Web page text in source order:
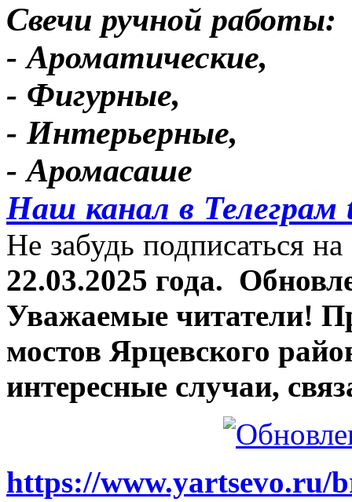
Свечи ручной работы:
- Ароматические,
- Фигурные,
- Интерьерные,
- Аромасаше
Наш канал в Телеграм
Не забудь подписаться
22.03.2025 года.
Уважаемые читатели!
мостов Ярцевского
интересные случаи,
https://www.yartsevo.ru/